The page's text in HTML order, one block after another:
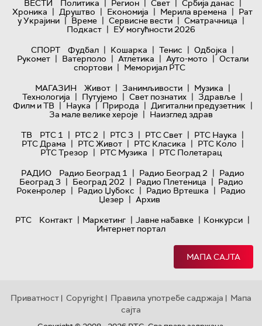
ВЕСТИ Политика | Регион | Свет | Србија данас |
Хроника | Друштво | Економија | Мерила времена | Рат
у Украјини | Време | Сервисне вести | Сматрачница |
Подкаст | ЕУ могућности 2026
СПОРТ
Фудбал | Кошарка | Тенис | Одбојка |
Рукомет | Ватерполо | Атлетика | Ауто-мото | Остали
спортови | Меморијал РТС
МАГАЗИН
Живот | Занимљивости | Музика |
Технологијa | Путујемо | Свет познатих | Здравље |
Филм и ТВ | Наука | Природа | Дигитални предузетник |
За мале велике хероје | Наизглед здрав
ТВ
РТС 1 | РТС 2 | РТС 3 | РТС Свет | РТС Наука |
РТС Драма | РТС Живот | РТС Класика | РТС Коло |
РТС Трезор | РТС Музика | РТС Полетарац
РАДИО
Радио Београд 1 | Радио Београд 2 | Радио
Београд 3 | Београд 202 | Радио Плетеница | Радио
Рокенролер | Радио Џубокс | Радио Вртешка | Радио
Џезер | Архив
РТС
Контакт | Маркетинг | Јавне набавке | Конкурси |
Интернет портал
МАПА САЈТА
Приватност | Copyright | Правила употребе садржаја | Мапа
сајта